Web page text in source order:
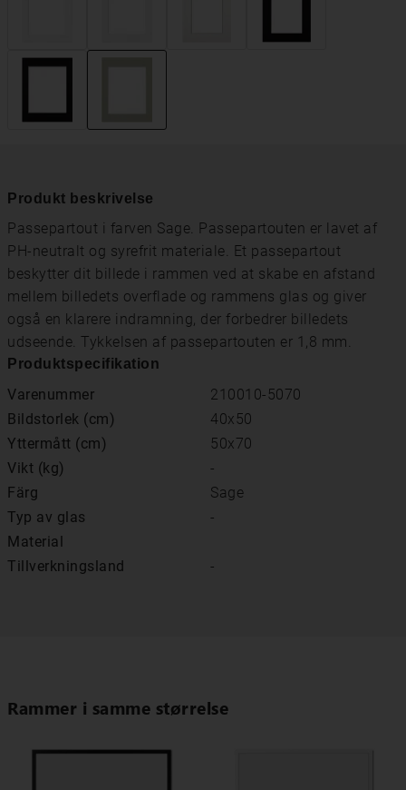
Produkt beskrivelse
Passepartout i farven Sage. Passepartouten er lavet af
PH-neutralt og syrefrit materiale. Et passepartout
beskytter dit billede i rammen ved at skabe en afstand
mellem billedets overflade og rammens glas og giver
også en klarere indramning, der forbedrer billedets
udseende. Tykkelsen af ​​passepartouten er 1,8 mm.
Produktspecifikation
Varenummer
210010-5070
Bildstorlek (cm)
40x50
Yttermått (cm)
50x70
Vikt (kg)
-
Färg
Sage
Typ av glas
-
Material
Tillverkningsland
-
Rammer i samme størrelse